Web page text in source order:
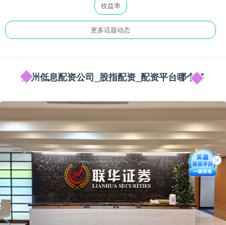
收益率
更多话题动态
苏州低息配资公司_股指配资_配资平台哪个好